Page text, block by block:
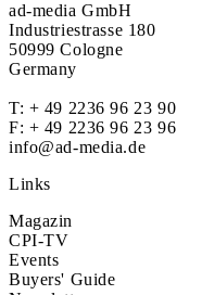
ad-media GmbH
Industriestrasse 180
50999 Cologne
Germany
T: + 49 2236 96 23 90
F: + 49 2236 96 23 96
info@ad-media.de
Links
Magazin
CPI-TV
Events
Buyers' Guide